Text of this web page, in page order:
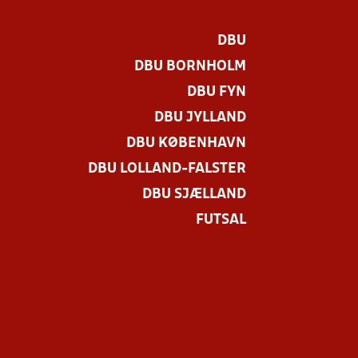
DBU
DBU BORNHOLM
DBU FYN
DBU JYLLAND
DBU KØBENHAVN
DBU LOLLAND-FALSTER
DBU SJÆLLAND
FUTSAL